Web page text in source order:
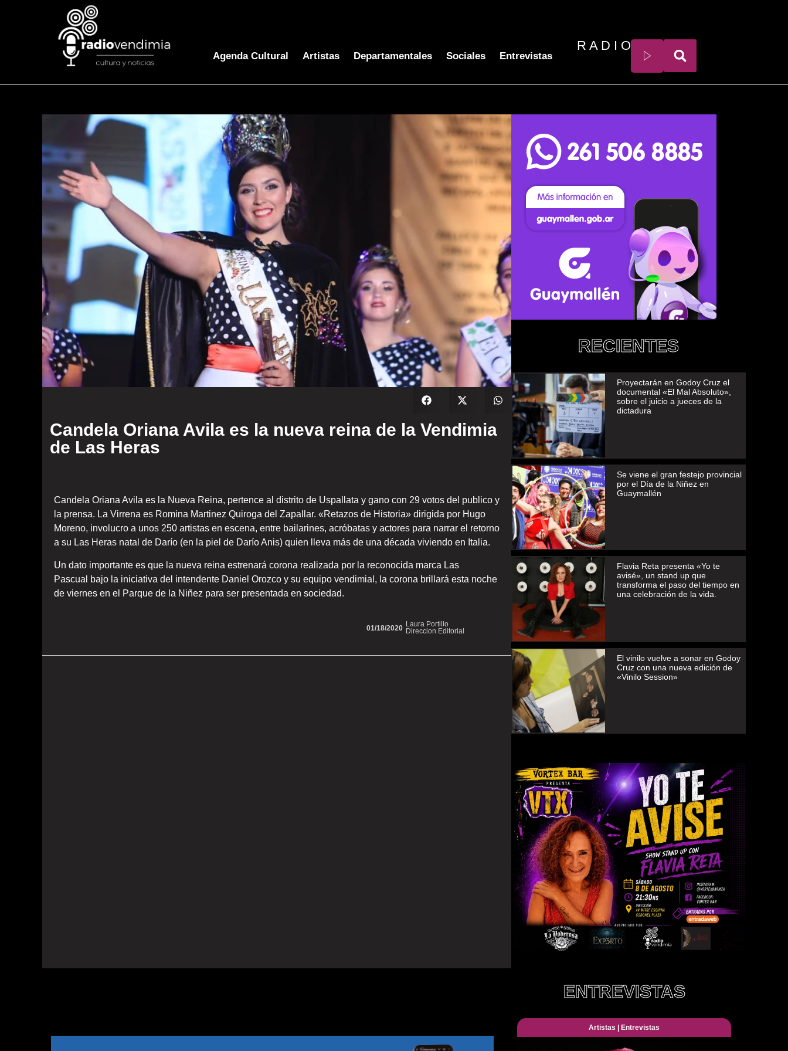
Agenda Cultural Artistas Departamentales Sociales Entrevistas
R A D I O
Candela Oriana Avila es la nueva reina de la Vendimia
de Las Heras
Candela Oriana Avila es la Nueva Reina, pertence al distrito de Uspallata y gano con 29 votos del publico y
la prensa. La Virrena es Romina Martinez Quiroga del Zapallar. «Retazos de Historia» dirigida por Hugo
Moreno, involucro a unos 250 artistas en escena, entre bailarines, acróbatas y actores para narrar el retorno
a su Las Heras natal de Darío (en la piel de Darío Anis) quien lleva más de una década viviendo en Italia.
Un dato importante es que la nueva reina estrenará corona realizada por la reconocida marca Las
Pascual bajo la iniciativa del intendente Daniel Orozco y su equipo vendimial, la corona brillará esta noche
de viernes en el Parque de la Niñez para ser presentada en sociedad.
Laura Portillo
Direccion Editorial
01/18/2020
RECIENTES
Proyectarán en Godoy Cruz el
documental «El Mal Absoluto»,
sobre el juicio a jueces de la
dictadura
Se viene el gran festejo provincial
por el Día de la Niñez en
Guaymallén
Flavia Reta presenta «Yo te
avisé», un stand up que
transforma el paso del tiempo en
una celebración de la vida.
El vinilo vuelve a sonar en Godoy
Cruz con una nueva edición de
«Vinilo Session»
ENTREVISTAS
Artistas Entrevistas